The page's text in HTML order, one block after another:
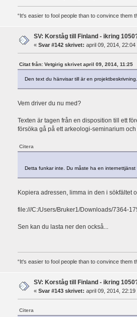
“It's easier to fool people than to convince them
SV: Korståg till Finland - ikring
« Svar #142 skrivet: april 09, 2014, 22:04
Citat från: Vetgirig skrivet april 09, 2014, 11:25
Den text du hänvisar till är en projektbeskrivning.
Vem driver du nu med?
Texten är tagen från en disposition till ett
försöka gå på ett arkeologi-seminarium och
Citera
Detta funkar inte. Du måste ha en
Kopiera adressen, limma in den i sökfältet
file:///C:/Users/Bruker1/Downloads/7364-
Sen kan du lasta ner den också...
“It's easier to fool people than to convince them
SV: Korståg till Finland - ikring
« Svar #143 skrivet: april 09, 2014, 22:19
Citera